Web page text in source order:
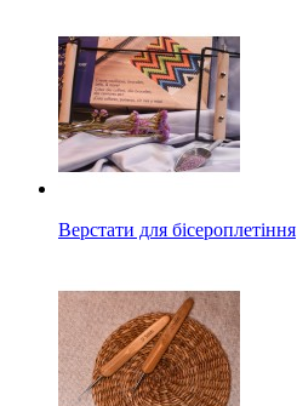
Верстати для бісероплетіння